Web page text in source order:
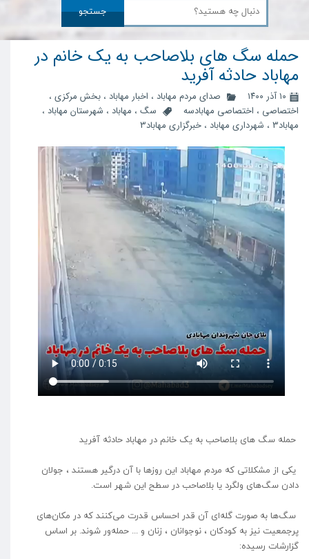
جستجو
حمله سگ های بلاصاحب به یک خانم در
مهاباد حادثه آفرید
۱۰ آذر ۱۴۰۰ صدای مردم مهاباد ، اخبار مهاباد ، بخش مرکزی ،
اختصاصی ، اختصاصی مهابادسه سگ ، مهاباد ، شهرستان مهاباد ،
مهاباد3
، شهرداری مهاباد ، خبرگزاری مهاباد3
حمله سگ های بلاصاحب به یک خانم در مهاباد حادثه آفرید
یکی از مشکلاتی که مردم مهاباد این روزها با آن درگیر هستند ، جولان
دادن سگ‌های ولگرد یا بلاصاحب در سطح این شهر است.
سگ‌ها به صورت گله‌ای آن قدر احساس قدرت می‌کنند که در مکان‌های
پرجمعیت نیز به کودکان ، نوجوانان ، زنان و ... حمله‌ور شوند. بر اساس
گزارشات رسیده: